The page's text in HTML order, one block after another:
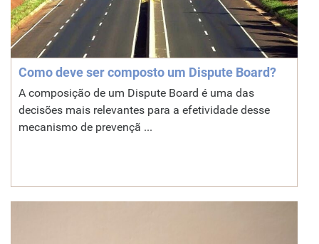
Como deve ser composto um Dispute Board?
A composição de um Dispute Board é uma das
decisões mais relevantes para a efetividade desse
mecanismo de prevençã ...